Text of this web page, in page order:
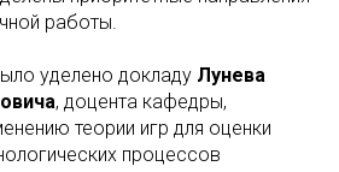
работы.
уделено докладу Лунева
, доцента кафедры,
теории игр для оценки
процессов